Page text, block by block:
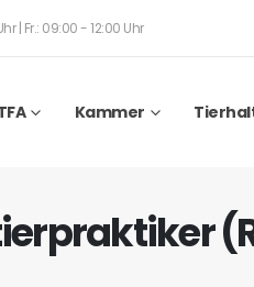
| Fr.: 09:00 - 12:00 Uhr
Kammer